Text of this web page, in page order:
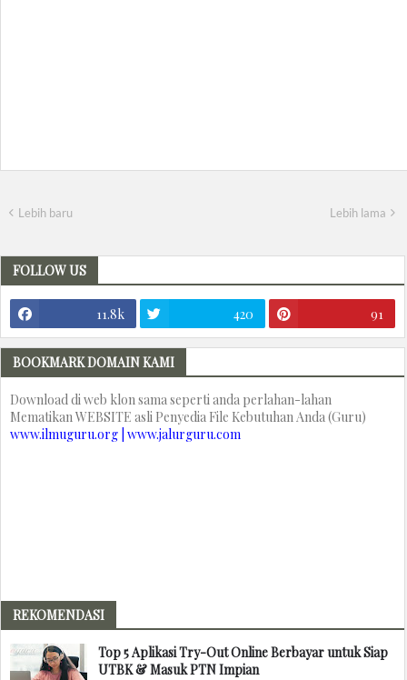
Lebih baru Lebih lama
FOLLOW US
11.8k 420 91
BOOKMARK DOMAIN KAMI
Download di web klon sama seperti anda perlahan-lahan
Mematikan WEBSITE asli Penyedia File Kebutuhan Anda (Guru)
www.ilmuguru.org | www.jalurguru.com
REKOMENDASI
Top 5 Aplikasi Try-Out Online Berbayar untuk Siap
UTBK & Masuk PTN Impian